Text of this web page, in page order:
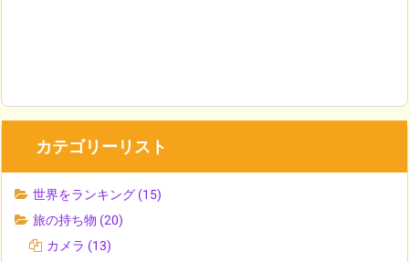
カテゴリーリスト
世界をランキング (15)
旅の持ち物 (20)
カメラ (13)